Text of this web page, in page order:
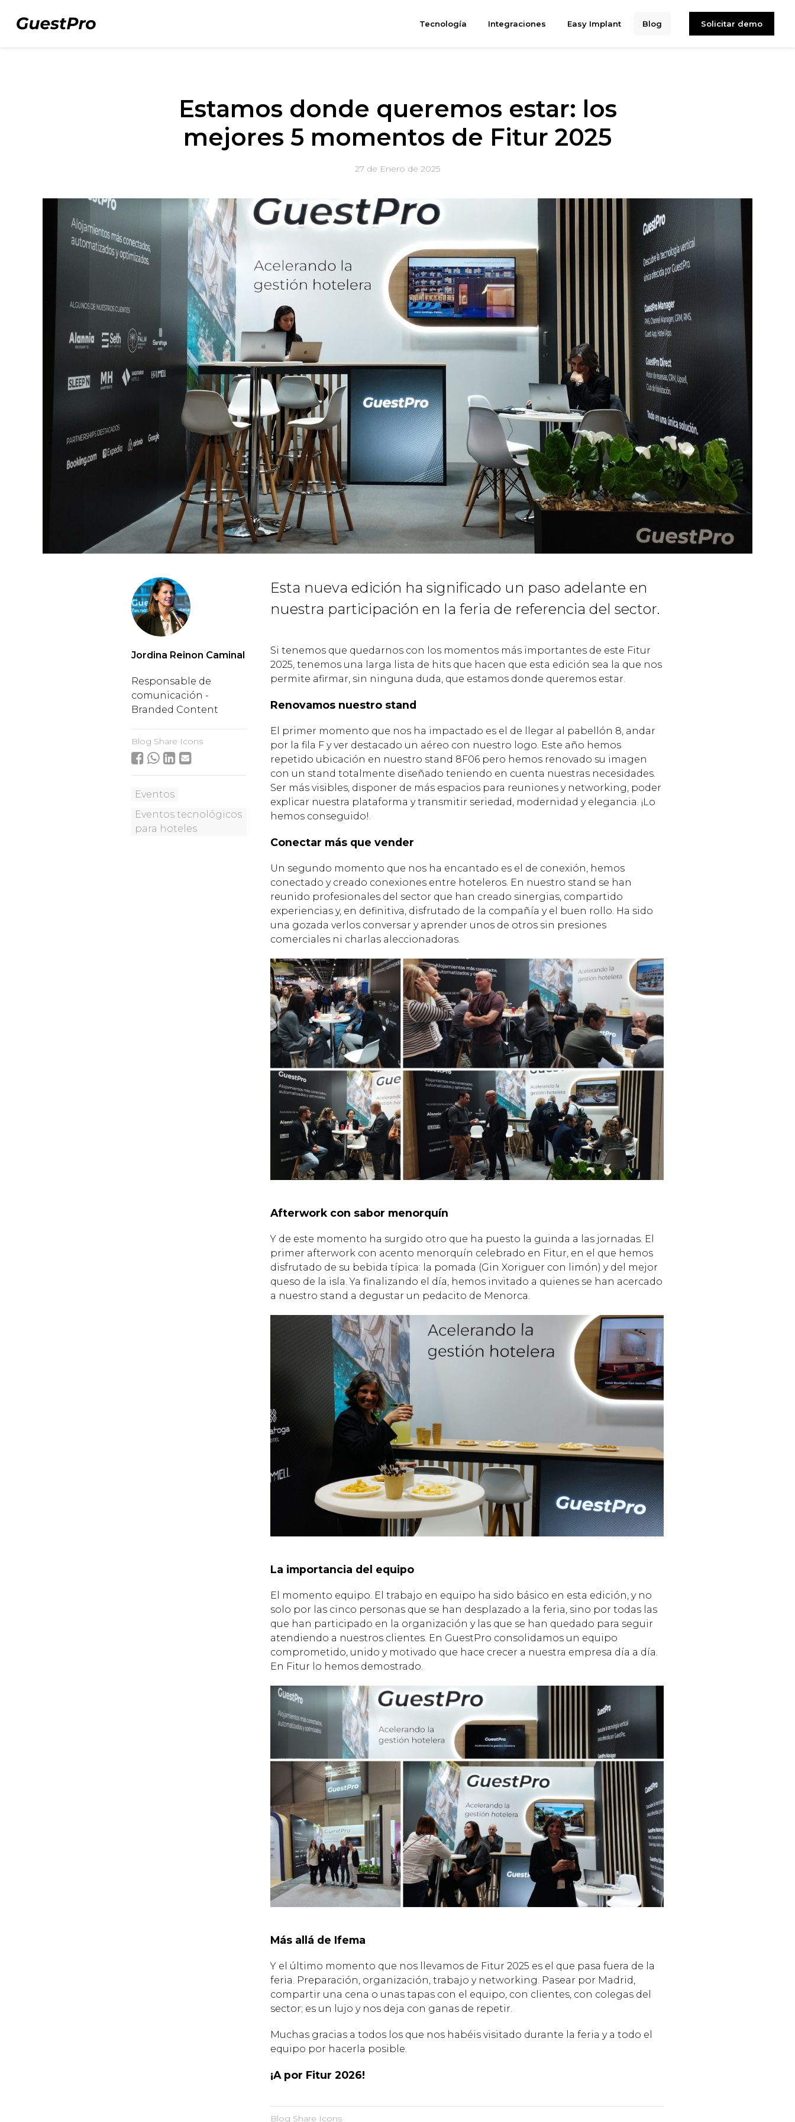
Tecnología Integraciones Easy Implant Blog Solicitar demo
Estamos donde queremos estar: los
mejores 5 momentos de Fitur 2025
27 de Enero de 2025
Esta nueva edición ha significado un paso adelante en
nuestra participación en la feria de referencia del sector.
Si tenemos que quedarnos con los momentos más importantes de este Fitur
2025, tenemos una larga lista de hits que hacen que esta edición sea la que nos
permite afirmar, sin ninguna duda, que estamos donde queremos estar.
Renovamos nuestro stand
El primer momento que nos ha impactado es el de llegar al pabellón 8, andar
por la fila F y ver destacado un aéreo con nuestro logo. Este año hemos
repetido ubicación en nuestro stand 8F06 pero hemos renovado su imagen
con un stand totalmente diseñado teniendo en cuenta nuestras necesidades.
Ser más visibles, disponer de más espacios para reuniones y networking, poder
explicar nuestra plataforma y transmitir seriedad, modernidad y elegancia. ¡Lo
hemos conseguido!.
Conectar más que vender
Un segundo momento que nos ha encantado es el de conexión, hemos
conectado y creado conexiones entre hoteleros. En nuestro stand se han
reunido profesionales del sector que han creado sinergias, compartido
experiencias y, en definitiva, disfrutado de la compañía y el buen rollo. Ha sido
una gozada verlos conversar y aprender unos de otros sin presiones
comerciales ni charlas aleccionadoras.
Afterwork con sabor menorquín
Y de este momento ha surgido otro que ha puesto la guinda a las jornadas. El
primer afterwork con acento menorquín celebrado en Fitur, en el que hemos
disfrutado de su bebida típica: la pomada (Gin Xoriguer con limón) y del mejor
queso de la isla. Ya finalizando el día, hemos invitado a quienes se han acercado
a nuestro stand a degustar un pedacito de Menorca.
La importancia del equipo
El momento equipo. El trabajo en equipo ha sido básico en esta edición, y no
solo por las cinco personas que se han desplazado a la feria, sino por todas las
que han participado en la organización y las que se han quedado para seguir
atendiendo a nuestros clientes. En GuestPro consolidamos un equipo
comprometido, unido y motivado que hace crecer a nuestra empresa día a día.
En Fitur lo hemos demostrado.
Más allá de Ifema
Y el último momento que nos llevamos de Fitur 2025 es el que pasa fuera de la
feria. Preparación, organización, trabajo y networking. Pasear por Madrid,
compartir una cena o unas tapas con el equipo, con clientes, con colegas del
sector; es un lujo y nos deja con ganas de repetir.
Muchas gracias a todos los que nos habéis visitado durante la feria y a todo el
equipo por hacerla posible.
¡A por Fitur 2026!
Blog Share Icons
Jordina Reinon Caminal
Responsable de
comunicación -
Branded Content
Blog Share Icons
Eventos
Eventos tecnológicos
para hoteles